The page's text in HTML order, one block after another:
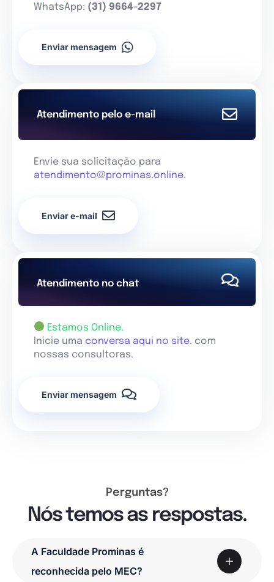
WhatsApp: (31) 9664-2297
Enviar mensagem
Atendimento pelo e-mail
Envie sua solicitação para
atendimento@prominas.online.
Enviar e-mail
Atendimento no chat
Estamos Online.
Inicie uma conversa aqui no site. com
nossas consultoras.
Enviar mensagem
Perguntas?
Nós temos as respostas.
A Faculdade Prominas é
reconhecida pelo MEC?